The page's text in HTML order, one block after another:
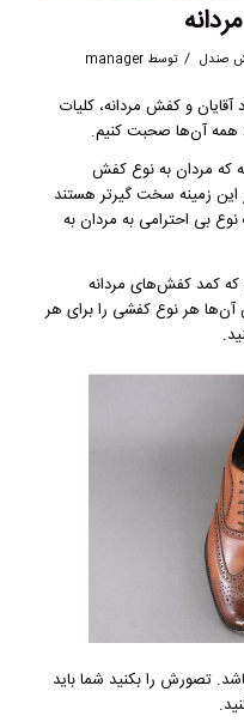
صندل / توسط manager
و کفش مردانه، کلیات
همه آن‌ها صحبت کنیم.
که مردان به نوع کفش
زمینه سخت گیرتر هستند
نوع بی احترامی به مردان به
که کمد کفش‌های مردانه
آن‌ها هر نوع کفشی را برای هر
تصورش را بکنید شما باید